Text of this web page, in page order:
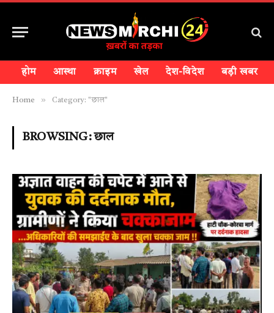
होम आस्था क्राइम खेल देश-विदेश बड़ी खबर
Home » Category: "छाल"
BROWSING:छाल